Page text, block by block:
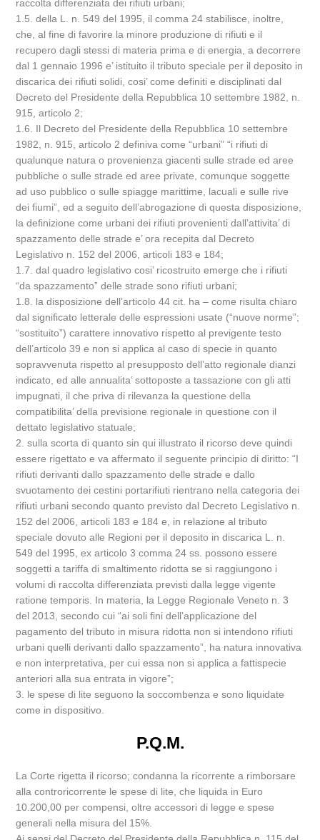
raccolta differenziata dei rifiuti urbani;
1.5. della L. n. 549 del 1995, il comma 24 stabilisce, inoltre,
che, al fine di favorire la minore produzione di rifiuti e il
recupero dagli stessi di materia prima e di energia, a decorrere
dal 1 gennaio 1996 e’ istituito il tributo speciale per il deposito in
discarica dei rifiuti solidi, cosi’ come definiti e disciplinati dal
Decreto del Presidente della Repubblica 10 settembre 1982, n.
915, articolo 2;
1.6. Il Decreto del Presidente della Repubblica 10 settembre
1982, n. 915, articolo 2 definiva come “urbani” “i rifiuti di
qualunque natura o provenienza giacenti sulle strade ed aree
pubbliche o sulle strade ed aree private, comunque soggette
ad uso pubblico o sulle spiagge marittime, lacuali e sulle rive
dei fiumi”, ed a seguito dell’abrogazione di questa disposizione,
la definizione come urbani dei rifiuti provenienti dall’attivita’ di
spazzamento delle strade e’ ora recepita dal Decreto
Legislativo n. 152 del 2006, articoli 183 e 184;
1.7. dal quadro legislativo cosi’ ricostruito emerge che i rifiuti
“da spazzamento” delle strade sono rifiuti urbani;
1.8. la disposizione dell’articolo 44 cit. ha – come risulta chiaro
dal significato letterale delle espressioni usate (“nuove norme”;
“sostituito”) carattere innovativo rispetto al previgente testo
dell’articolo 39 e non si applica al caso di specie in quanto
sopravvenuta rispetto al presupposto dell’atto regionale dianzi
indicato, ed alle annualita’ sottoposte a tassazione con gli atti
impugnati, il che priva di rilevanza la questione della
compatibilita’ della previsione regionale in questione con il
dettato legislativo statuale;
2. sulla scorta di quanto sin qui illustrato il ricorso deve quindi
essere rigettato e va affermato il seguente principio di diritto: “I
rifiuti derivanti dallo spazzamento delle strade e dallo
svuotamento dei cestini portarifiuti rientrano nella categoria dei
rifiuti urbani secondo quanto previsto dal Decreto Legislativo n.
152 del 2006, articoli 183 e 184 e, in relazione al tributo
speciale dovuto alle Regioni per il deposito in discarica L. n.
549 del 1995, ex articolo 3 comma 24 ss. possono essere
soggetti a tariffa di smaltimento ridotta se si raggiungono i
volumi di raccolta differenziata previsti dalla legge vigente
ratione temporis. In materia, la Legge Regionale Veneto n. 3
del 2013, secondo cui “ai soli fini dell’applicazione del
pagamento del tributo in misura ridotta non si intendono rifiuti
urbani quelli derivanti dallo spazzamento”, ha natura innovativa
e non interpretativa, per cui essa non si applica a fattispecie
anteriori alla sua entrata in vigore”;
3. le spese di lite seguono la soccombenza e sono liquidate
come in dispositivo.
P.Q.M.
La Corte rigetta il ricorso; condanna la ricorrente a rimborsare
alla controricorrente le spese di lite, che liquida in Euro
10.200,00 per compensi, oltre accessori di legge e spese
generali nella misura del 15%.